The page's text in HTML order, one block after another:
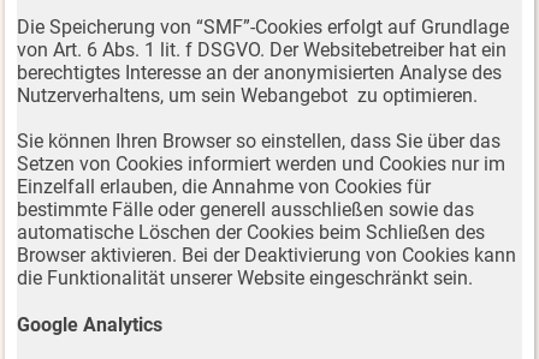
Die Speicherung von “SMF”-Cookies erfolgt auf Grundlage
von Art. 6 Abs. 1 lit. f DSGVO. Der Websitebetreiber hat ein
berechtigtes Interesse an der anonymisierten Analyse des
Nutzerverhaltens, um sein Webangebot zu optimieren.
Sie können Ihren Browser so einstellen, dass Sie über das
Setzen von Cookies informiert werden und Cookies nur im
Einzelfall erlauben, die Annahme von Cookies für
bestimmte Fälle oder generell ausschließen sowie das
automatische Löschen der Cookies beim Schließen des
Browser aktivieren. Bei der Deaktivierung von Cookies kann
die Funktionalität unserer Website eingeschränkt sein.
Google Analytics